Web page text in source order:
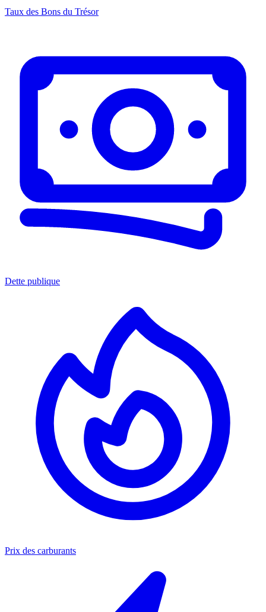
Taux des Bons du Trésor
Dette publique
Prix des carburants